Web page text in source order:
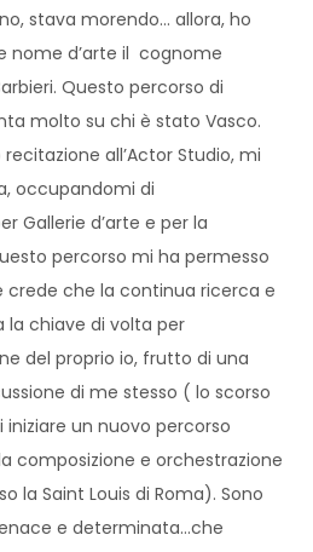
stava morendo… allora, ho
nome d’arte il cognome
Questo percorso di
molto su chi è stato Vasco.
all’Actor Studio, mi
occupandomi di
Gallerie d’arte e per la
percorso mi ha permesso
crede che la continua ricerca e
la chiave di volta per
del proprio io, frutto di una
di me stesso ( lo scorso
un nuovo percorso
composizione e orchestrazione
la Saint Louis di Roma). Sono
e determinata…che